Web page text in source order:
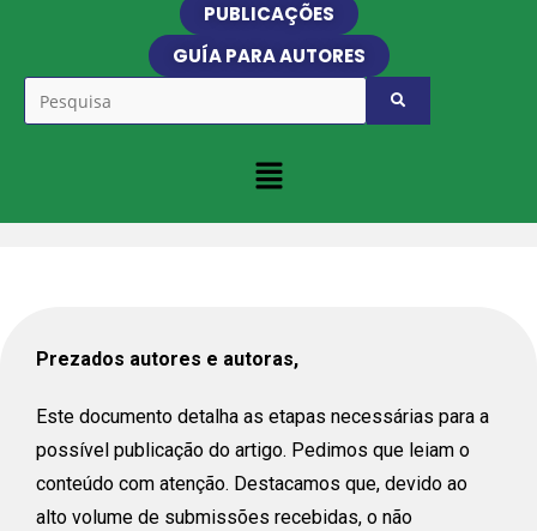
PUBLICAÇÕES
GUÍA PARA AUTORES
Prezados autores e autoras,
Este documento detalha as etapas necessárias para a
possível publicação do artigo. Pedimos que leiam o
conteúdo com atenção. Destacamos que, devido ao
alto volume de submissões recebidas, o não